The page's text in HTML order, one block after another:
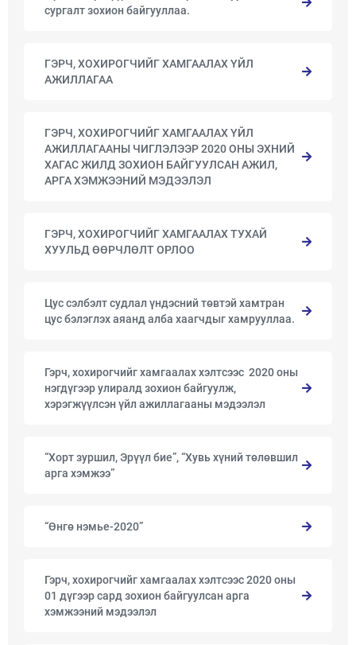
сургалт зохион байгууллаа.
ГЭРЧ, ХОХИРОГЧИЙГ ХАМГААЛАХ ҮЙЛ
АЖИЛЛАГАА
ГЭРЧ, ХОХИРОГЧИЙГ ХАМГААЛАХ ҮЙЛ
АЖИЛЛАГААНЫ ЧИГЛЭЛЭЭР 2020 ОНЫ ЭХНИЙ
ХАГАС ЖИЛД ЗОХИОН БАЙГУУЛСАН АЖИЛ,
АРГА ХЭМЖЭЭНИЙ МЭДЭЭЛЭЛ
ГЭРЧ, ХОХИРОГЧИЙГ ХАМГААЛАХ ТУХАЙ
ХУУЛЬД ӨӨРЧЛӨЛТ ОРЛОО
Цус сэлбэлт судлал үндэсний төвтэй хамтран
цус бэлэглэх аяанд алба хаагчдыг хамрууллаа.
Гэрч, хохирогчийг хамгаалах хэлтсээс 2020 оны
нэгдүгээр улиралд зохион байгуулж,
хэрэгжүүлсэн үйл ажиллагааны мэдээлэл
“Хорт зуршил, Эрүүл бие”, “Хувь хүний төлөвшил
арга хэмжээ”
“Өнгө нэмье-2020”
Гэрч, хохирогчийг хамгаалах хэлтсээс 2020 оны
01 дүгээр сард зохион байгуулсан арга
хэмжээний мэдээлэл